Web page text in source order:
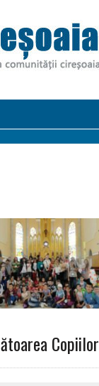
Copiilor